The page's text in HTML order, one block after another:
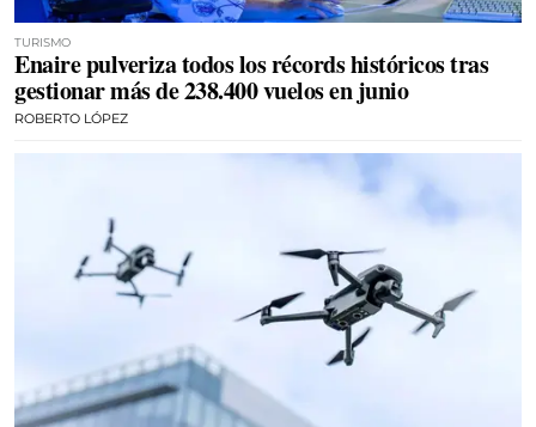
TURISMO
Enaire pulveriza todos los récords históricos tras
gestionar más de 238.400 vuelos en junio
ROBERTO LÓPEZ